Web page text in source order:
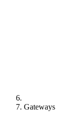
Gateways